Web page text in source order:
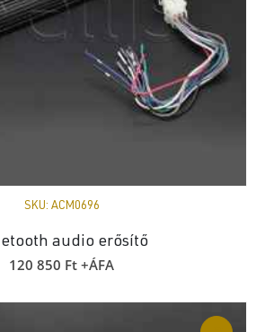
SKU: ACM0696
audio erősítő
120 850 Ft +ÁFA